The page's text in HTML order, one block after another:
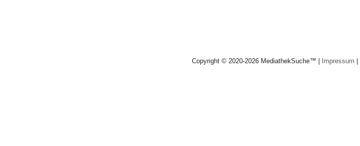
Copyright © 2020-2026 MediathekSuche™ | Impressum |